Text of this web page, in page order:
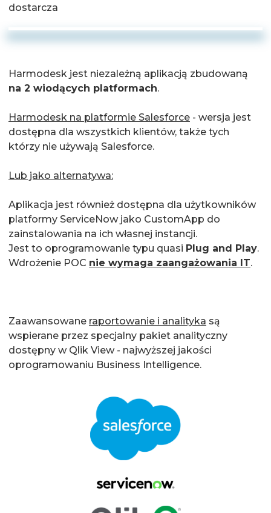
dostarcza
Harmodesk jest niezależną aplikacją zbudowaną
na 2 wiodących platformach.
Harmodesk na platformie Salesforce - wersja jest
dostępna dla wszystkich klientów, także tych
którzy nie używają Salesforce.
Lub jako alternatywa:
Aplikacja jest również dostępna dla użytkowników
platformy ServiceNow jako CustomApp do
zainstalowania na ich własnej instancji.
Jest to oprogramowanie typu quasi Plug and Play.
Wdrożenie POC nie wymaga zaangażowania IT.
Zaawansowane raportowanie i analityka są
wspierane przez specjalny pakiet analityczny
dostępny w Qlik View - najwyższej jakości
oprogramowaniu Business Intelligence.